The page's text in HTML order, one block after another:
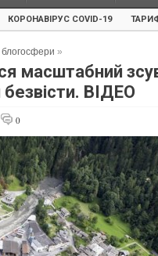
КОРОНАВІРУС COVID-19
»
масштабний
ВІДЕО
0